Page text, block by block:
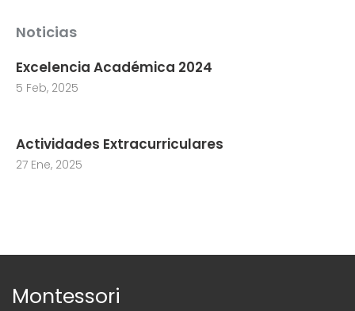
Noticias
Excelencia Académica 2024
5 Feb, 2025
Actividades Extracurriculares
27 Ene, 2025
Montessori